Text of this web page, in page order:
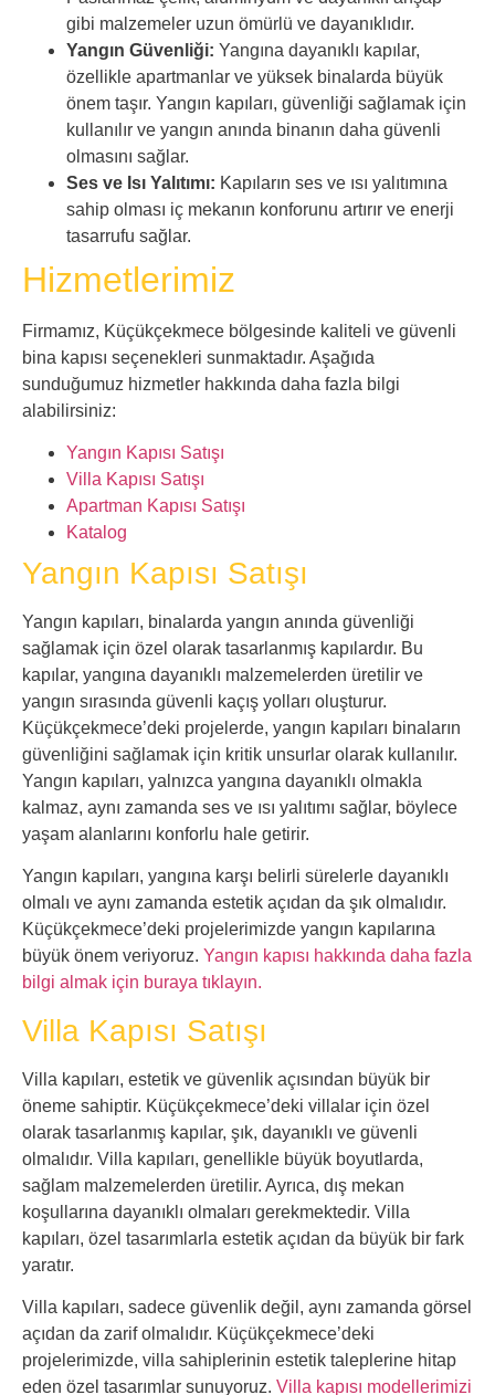
gibi malzemeler uzun ömürlü ve dayanıklıdır.
Yangın Güvenliği: Yangına dayanıklı kapılar,
özellikle apartmanlar ve yüksek binalarda büyük
önem taşır. Yangın kapıları, güvenliği sağlamak için
kullanılır ve yangın anında binanın daha güvenli
olmasını sağlar.
Ses ve Isı Yalıtımı: Kapıların ses ve ısı yalıtımına
sahip olması iç mekanın konforunu artırır ve enerji
tasarrufu sağlar.
Hizmetlerimiz
Firmamız, Küçükçekmece bölgesinde kaliteli ve güvenli
bina kapısı seçenekleri sunmaktadır. Aşağıda
sunduğumuz hizmetler hakkında daha fazla bilgi
alabilirsiniz:
Yangın Kapısı Satışı
Villa Kapısı Satışı
Apartman Kapısı Satışı
Katalog
Yangın Kapısı Satışı
Yangın kapıları, binalarda yangın anında güvenliği
sağlamak için özel olarak tasarlanmış kapılardır. Bu
kapılar, yangına dayanıklı malzemelerden üretilir ve
yangın sırasında güvenli kaçış yolları oluşturur.
Küçükçekmece’deki projelerde, yangın kapıları binaların
güvenliğini sağlamak için kritik unsurlar olarak kullanılır.
Yangın kapıları, yalnızca yangına dayanıklı olmakla
kalmaz, aynı zamanda ses ve ısı yalıtımı sağlar, böylece
yaşam alanlarını konforlu hale getirir.
Yangın kapıları, yangına karşı belirli sürelerle dayanıklı
olmalı ve aynı zamanda estetik açıdan da şık olmalıdır.
Küçükçekmece’deki projelerimizde yangın kapılarına
büyük önem veriyoruz. Yangın kapısı hakkında daha fazla
bilgi almak için buraya tıklayın.
Villa Kapısı Satışı
Villa kapıları, estetik ve güvenlik açısından büyük bir
öneme sahiptir. Küçükçekmece’deki villalar için özel
olarak tasarlanmış kapılar, şık, dayanıklı ve güvenli
olmalıdır. Villa kapıları, genellikle büyük boyutlarda,
sağlam malzemelerden üretilir. Ayrıca, dış mekan
koşullarına dayanıklı olmaları gerekmektedir. Villa
kapıları, özel tasarımlarla estetik açıdan da büyük bir fark
yaratır.
Villa kapıları, sadece güvenlik değil, aynı zamanda görsel
açıdan da zarif olmalıdır. Küçükçekmece’deki
projelerimizde, villa sahiplerinin estetik taleplerine hitap
eden özel tasarımlar sunuyoruz. Villa kapısı modellerimizi